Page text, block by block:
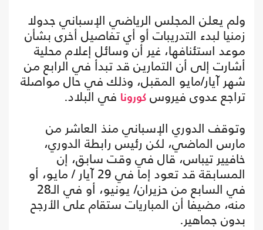
ولم يعلن المجلس الرياضي الإسباني جدولا
زمنيا لبدء التدريبات أو أي تفاصيل أخرى بشأن
موعد استئنافها، غير أن وسائل إعلام محلية
أشارت إلى أن التمارين قد تبدأ في الرابع من
شهر آيار/مايو المقبل، وذلك في حال مواصلة
تراجع عدوى فيروس كورونا في البلاد.
وتوقف الدوري الإسباني منذ العاشر من
مارس الماضي، لكن رئيس رابطة الدوري،
خافيير تيباس، قال في وقت سابق، إن
المسابقة قد تعود إما في 29 آيار / مايو، أو
في السابع من حزيران/ يونيو، أو في الـ28
منه، مضيفا أن المباريات ستقام على الأرجح
بدون جماهير.